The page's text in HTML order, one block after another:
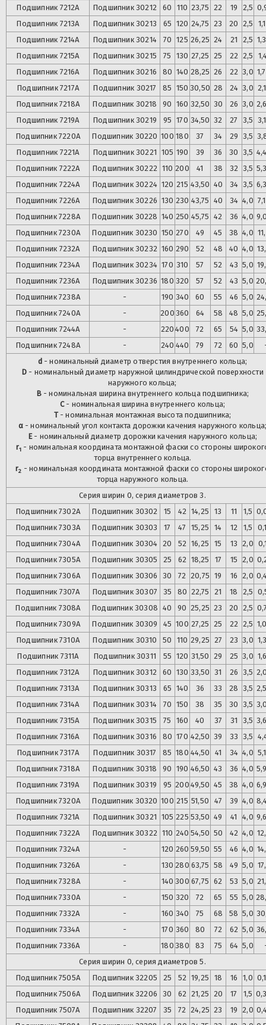
Подшипник 7212А Подшипник 30212 60 110 23,75 22 19 2,5
Подшипник 7213А Подшипник 30213 65 120 24,75 23 20 2,5
Подшипник 7214А Подшипник 30214 70 125 26,25 24 21 2,5
Подшипник 7215А Подшипник 30215 75 130 27,25 25 22 2,5
Подшипник 7216А Подшипник 30216 80 140 28,25 26 22 3,0
Подшипник 7217А Подшипник 30217 85 150 30,50 28 24 3,0
Подшипник 7218А Подшипник 30218 90 160 32,50 30 26 3,0
Подшипник 7219А Подшипник 30219 95 170 34,50 32 27 3,5
Подшипник 7220А Подшипник 30220 100 180 37 34 29 3,5
Подшипник 7221А Подшипник 30221 105 190 39 36 30 3,5
Подшипник 7222А Подшипник 30222 110 200 41 38 32 3,5
Подшипник 7224А Подшипник 30224 120 215 43,50 40 34 3,5
Подшипник 7226А Подшипник 30226 130 230 43,75 40 34 4,0
Подшипник 7228А Подшипник 30228 140 250 45,75 42 36 4,0
Подшипник 7230А Подшипник 30230 150 270 49 45 38 4,0
Подшипник 7232А Подшипник 30232 160 290 52 48 40 4,0
Подшипник 7234А Подшипник 30234 170 310 57 52 43 5,0
Подшипник 7236А Подшипник 30236 180 320 57 52 43 5,0
Подшипник 7238А - 190 340 60 55 46 5,0
Подшипник 7240А - 200 360 64 58 48 5,0
Подшипник 7244А - 220 400 72 65 54 5,0
Подшипник 7248А - 240 440 79 72 60 5,0
d - номинальный диаметр отверстия внутреннего кольца;
D - номинальный диаметр наружной цилиндрической поверхности
наружного кольца;
B- номинальная ширина внутреннего кольца подшипника;
C- номинальная ширина внутреннего кольца;
T- номинальная монтажная высота подшипника;
α- номинальный угол контакта дорожки качения наружного
E- номинальный диаметр дорожки качения наружного кольца;
r1 - номинальная координата монтажной фаски со стороны
торца внутреннего кольца.
r2 - номинальная координата монтажной фаски со стороны
торца наружного кольца.
Серия ширин 0, серия диаметров 3.
Подшипник 7302А Подшипник 30302 15 42 14,25 13 11 1,5
Подшипник 7303А Подшипник 30303 17 47 15,25 14 12 1,5
Подшипник 7304А Подшипник 30304 20 52 16,25 15 13 2,0
Подшипник 7305А Подшипник 30305 25 62 18,25 17 15 2,0
Подшипник 7306А Подшипник 30306 30 72 20,75 19 16 2,0
Подшипник 7307А Подшипник 30307 35 80 22,75 21 18 2,5
Подшипник 7308А Подшипник 30308 40 90 25,25 23 20 2,5
Подшипник 7309А Подшипник 30309 45 100 27,25 25 22 2,5
Подшипник 7310А Подшипник 30310 50 110 29,25 27 23 3,0
Подшипник 7311А Подшипник 30311 55 120 31,50 29 25 3,0
Подшипник 7312А Подшипник 30312 60 130 33,50 31 26 3,5
Подшипник 7313А Подшипник 30313 65 140 36 33 28 3,5
Подшипник 7314А Подшипник 30314 70 150 38 35 30 3,5
Подшипник 7315А Подшипник 30315 75 160 40 37 31 3,5
Подшипник 7316А Подшипник 30316 80 170 42,50 39 33 3,5
Подшипник 7317А Подшипник 30317 85 180 44,50 41 34 4,0
Подшипник 7318А Подшипник 30318 90 190 46,50 43 36 4,0
Подшипник 7319А Подшипник 30319 95 200 49,50 45 38 4,0
Подшипник 7320А Подшипник 30320 100 215 51,50 47 39 4,0
Подшипник 7321А Подшипник 30321 105 225 53,50 49 41 4,0
Подшипник 7322А Подшипник 30322 110 240 54,50 50 42 4,0
Подшипник 7324А - 120 260 59,50 55 46 4,0
Подшипник 7326А - 130 280 63,75 58 49 5,0
Подшипник 7328А - 140 300 67,75 62 53 5,0
Подшипник 7330А - 150 320 72 65 55 5,0
Подшипник 7332А - 160 340 75 68 58 5,0
Подшипник 7334А - 170 360 80 72 62 5,0
Подшипник 7336А - 180 380 83 75 64 5,0
Серия ширин 0, серия диаметров 5.
Подшипник 7505А Подшипник 32205 25 52 19,25 18 16 1,0
Подшипник 7506А Подшипник 32206 30 62 21,25 20 17 1,5
Подшипник 7507А Подшипник 32207 35 72 24,25 23 19 2,0